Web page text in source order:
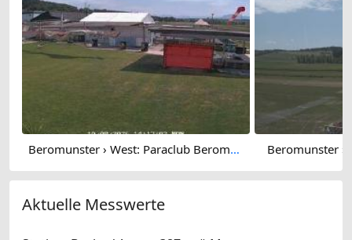
Beromunster › West: Paraclub Beromuenster - Skydive Luzern Beromunster ›
Aktuelle Messwerte